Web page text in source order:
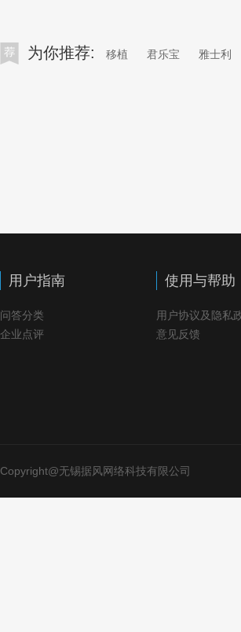
为你推荐: 移植 君乐宝 雅士利
用户指南
问答分类
企业点评
使用与帮助
用户协议及隐私
意见反馈
Copyright@无锡据风网络科技有限公司